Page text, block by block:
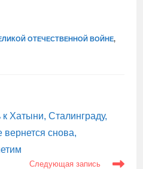
ОТЕЧЕСТВЕННОЙ ВОЙНЕ,
к Хатыни, Сталинграду,
вернется снова,
Следующая запись